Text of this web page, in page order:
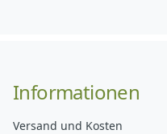
Informationen
Versand und Kosten